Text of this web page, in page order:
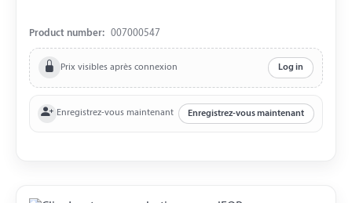
Product number: 007000547
Prix visibles après connexion Log in
Enregistrez-vous maintenant Enregistrez-vous maintenant